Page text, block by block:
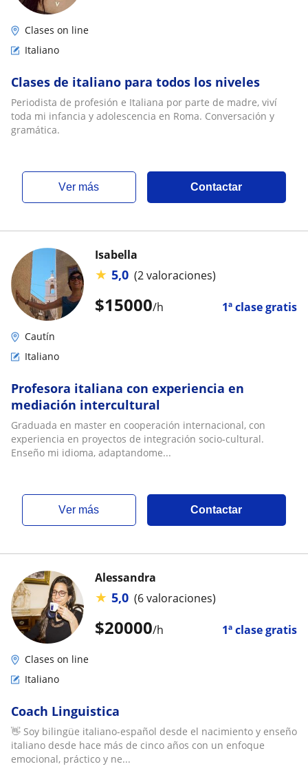
Clases on line
Italiano
Clases de italiano para todos los niveles
Periodista de profesión e Italiana por parte de madre, viví
toda mi infancia y adolescencia en Roma. Conversación y
gramática.
ver más Contactar
$15000/h 1ª clase gratis
Isabella
★ 5,0 (2 valoraciones)
Cautín
Italiano
Profesora italiana con experiencia en
mediación intercultural
Graduada en master en cooperación internacional, con
experiencia en proyectos de integración socio-cultural.
Enseño mi idioma, adaptandome...
ver más Contactar
$20000/h 1ª clase gratis
Alessandra
★ 5,0 (6 valoraciones)
Clases on line
Italiano
Coach Linguistica
👋 Soy bilingüe italiano-español desde el nacimiento y enseño
italiano desde hace más de cinco años con un enfoque
emocional, práctico y ne...